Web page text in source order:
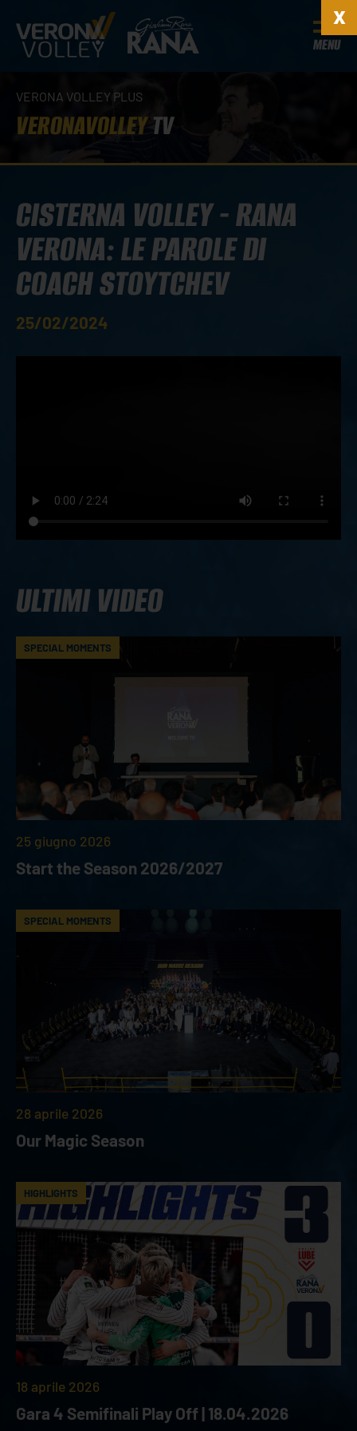
MENU
VERONA VOLLEY PLUS
VERONAVOLLEYTV
CISTERNA VOLLEY - RANA
VERONA: LE PAROLE DI
COACH STOYTCHEV
25/02/2024
ULTIMI VIDEO
SPECIAL MOMENTS
25 giugno 2026
Start the Season 2026/2027
SPECIAL MOMENTS
28 aprile 2026
Our Magic Season
HIGHLIGHTS
18 aprile 2026
Gara 4 Semifinali Play Off | 18.04.2026